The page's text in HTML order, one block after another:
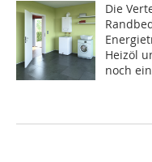
Die
Heizöl
noch